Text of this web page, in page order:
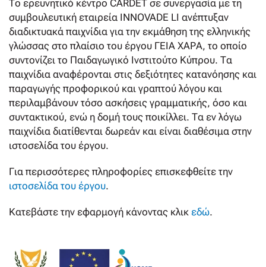
Το ερευνητικό κέντρο CARDET σε συνεργασία με τη
συμβουλευτική εταιρεία INNOVADE LI ανέπτυξαν
διαδικτυακά παιχνίδια για την εκμάθηση της ελληνικής
γλώσσας στο πλαίσιο του έργου ΓΕΙΑ ΧΑΡΑ, το οποίο
συντονίζει το Παιδαγωγικό Ινστιτούτο Κύπρου. Τα
παιχνίδια αναφέρονται στις δεξιότητες κατανόησης και
παραγωγής προφορικού και γραπτού λόγου και
περιλαμβάνουν τόσο ασκήσεις γραμματικής, όσο και
συντακτικού, ενώ η δομή τους ποικίλλει. Τα εν λόγω
παιχνίδια διατίθενται δωρεάν και είναι διαθέσιμα στην
ιστοσελίδα του έργου.
Για περισσότερες πληροφορίες επισκεφθείτε την
ιστοσελίδα του έργου.
Κατεβάστε την εφαρμογή κάνοντας κλικ εδώ.